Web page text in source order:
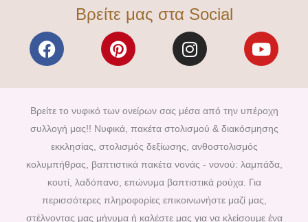
Βρείτε μας στα Social
F
a
e
b
o
o
k
P
i
t
e
r
e
s
t
I
n
t
a
g
r
a
m
Y
o
t
u
b
Βρείτε το νυφικό των ονείρων σας μέσα από την υπέροχη
συλλογή μας!! Νυφικά, πακέτα στολισμού & διακόσμησης
εκκλησίας, στολισμός δεξίωσης, ανθοστολισμός
κολυμπήθρας, βαπτιστικά πακέτα νονάς - νονού: λαμπάδα,
κουτί, λαδόπανο, επώνυμα βαπτιστικά ρούχα. Για
περισσότερες πληροφορίες επικοινωνήστε μαζί μας,
στέλνοντας μας μήνυμα ή καλέστε μας για να κλείσουμε ένα